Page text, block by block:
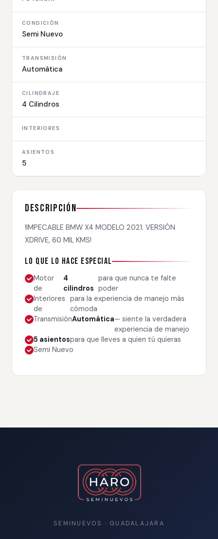
CONDICIÓN
Semi Nuevo
TRANSMISIÓN
Automática
CILINDRAJE
4 Cilindros
INTERIORES
ASIENTOS
5
Descripción
!IMPECABLE BMW X4 MODELO 2021. VERSIÓN
XDRIVE, 60 MIL KMS!
Lo que lo hace especial
Motor
de
4
cilindros
para que nunca te falte
poder
Interiores
de
para la experiencia de manejo más
cómoda
TransmisiónAutomática— siente la verdadera
experiencia de manejo
5 asientospara que lleves a quien tú quieras
Semi Nuevo
SEMINUEVOS · GUADALAJARA